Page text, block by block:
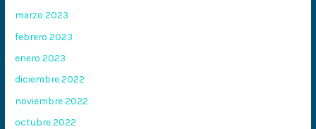
marzo 2023
febrero 2023
enero 2023
diciembre 2022
noviembre 2022
octubre 2022